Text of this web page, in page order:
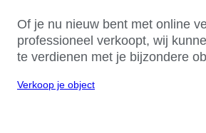
Of je nu nieuw bent met online
professioneel verkoopt, wij
te verdienen met je bijzondere
Verkoop je object